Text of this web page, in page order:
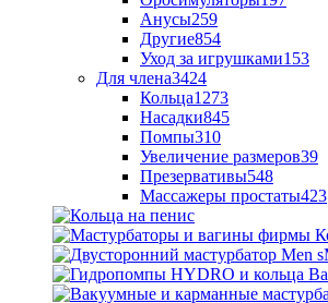
Анусы259
Другие854
Уход за игрушками153
Для члена3424
Кольца1273
Насадки845
Помпы310
Увеличение размеров39
Презервативы548
Массажеры простаты423